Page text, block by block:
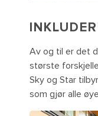
Av og til er det
største
Sky og Star
som gjør alle